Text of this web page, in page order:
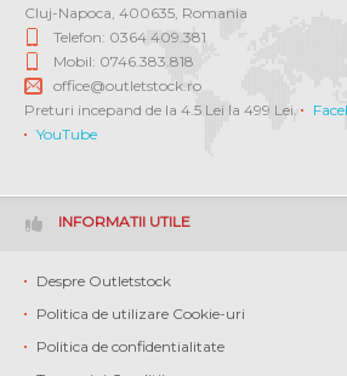
Cluj-Napoca, 400635, Romania
Telefon: 0364 409.381
Mobil: 0746.383.818
office@outletstock.ro
Preturi incepand de la 4.5 Lei la 499 Lei.
YouTube
INFORMATII UTILE
Despre Outletstock
Politica de utilizare Cookie-uri
Politica de confidentialitate